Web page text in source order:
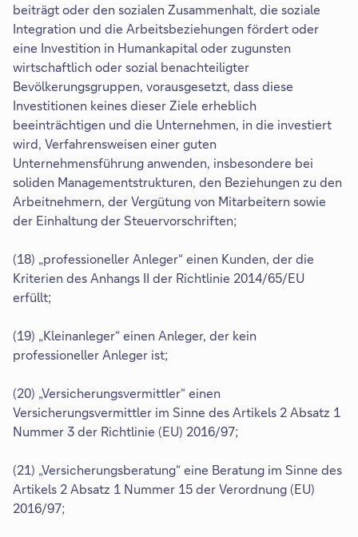
beiträgt oder den sozialen Zusammenhalt, die soziale
Integration und die Arbeitsbeziehungen fördert oder
eine Investition in Humankapital oder zugunsten
wirtschaftlich oder sozial benachteiligter
Bevölkerungsgruppen, vorausgesetzt, dass diese
Investitionen keines dieser Ziele erheblich
beeinträchtigen und die Unternehmen, in die investiert
wird, Verfahrensweisen einer guten
Unternehmensführung anwenden, insbesondere bei
soliden Managementstrukturen, den Beziehungen zu den
Arbeitnehmern, der Vergütung von Mitarbeitern sowie
der Einhaltung der Steuervorschriften;
(18) „professioneller Anleger“ einen Kunden, der die
Kriterien des Anhangs II der Richtlinie 2014/65/EU
erfüllt;
(19) „Kleinanleger“ einen Anleger, der kein
professioneller Anleger ist;
(20) „Versicherungsvermittler“ einen
Versicherungsvermittler im Sinne des Artikels 2 Absatz 1
Nummer 3 der Richtlinie (EU) 2016/97;
(21) „Versicherungsberatung“ eine Beratung im Sinne des
Artikels 2 Absatz 1 Nummer 15 der Verordnung (EU)
2016/97;